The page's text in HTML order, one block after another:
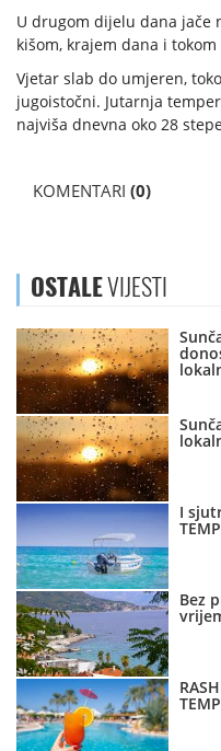
U drugom dijelu dana jače
kišom, krajem dana i
Vjetar slab do umjeren,
jugoistočni. Jutarnja
najviša dnevna oko 28
KOMENTARI (0)
OSTALEVIJESTI
I
Bez